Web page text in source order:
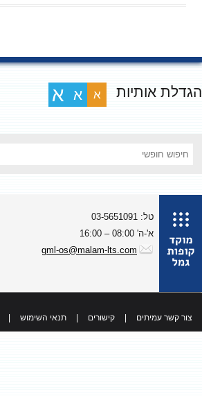
אותיות א א א
טל: 03-5651091
א'-ה' 08:00 – 16:00
gml-os@malam-lts.com
צור קשר עמיתים קישורים תנאי השימוש